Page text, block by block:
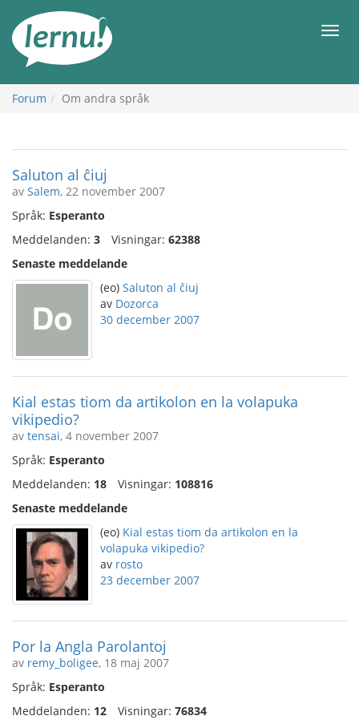
sidans
innehåll
Meny
Forum Om andra språk
Saluton al ĉiuj
av Salem, 22 november 2007
Språk: Esperanto
Meddelanden: 3 Visningar: 62388
Senaste meddelande
(eo) Saluton al ĉiuj
av Dozorca
30 december 2007
Kial estas tiom da artikolon en la volapuka
vikipedio?
av tensai, 4 november 2007
Språk: Esperanto
Meddelanden: 18 Visningar: 108816
Senaste meddelande
(eo) Kial estas tiom da artikolon en la
volapuka vikipedio?
av rosto
23 december 2007
Por la Angla Parolantoj
av remy_boligee, 18 maj 2007
Språk: Esperanto
Meddelanden: 12 Visningar: 76834